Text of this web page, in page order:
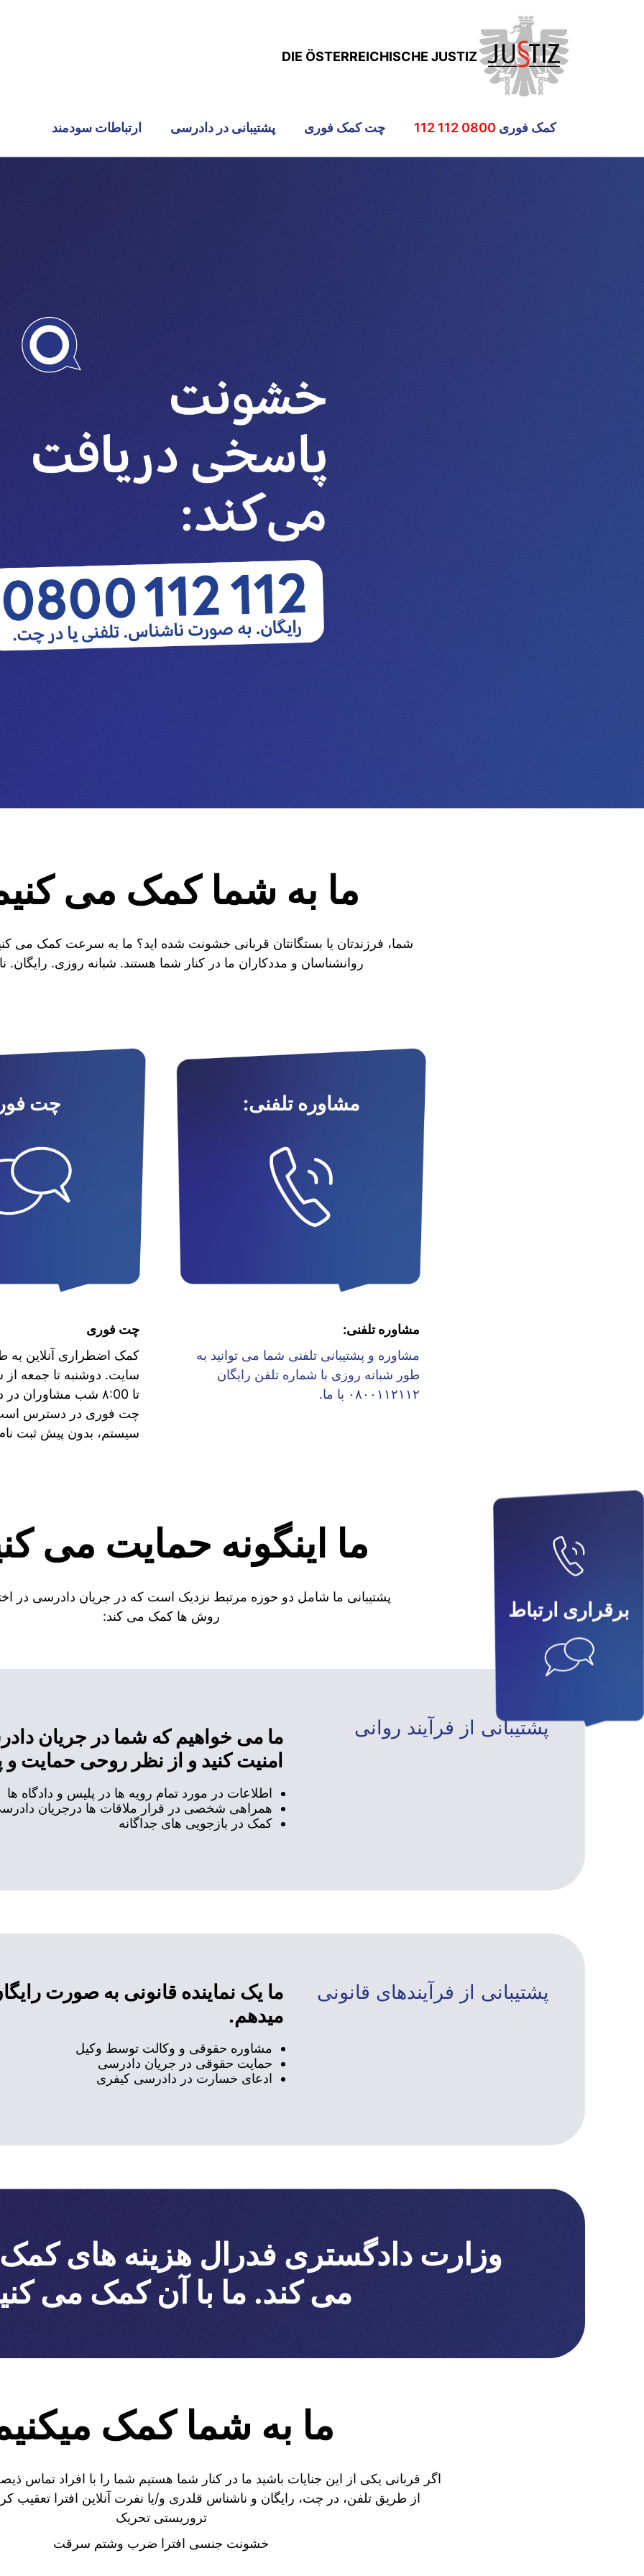
DIE ÖSTERREICHISCHE JUSTIZ
کمک فوری 0800 112 112 چت کمک فوری پشتیبانی در دادرسی ارتباطات سودمند
برقراری ارتباط
ما به شما کمک می
شما، فرزندتان یا بستگانتان قربانی خشونت شده اید؟ ما به سرعت کمک می
روانشناسان و مددکاران ما در کنار شما هستند. شبانه روزی. رایگان.
مشاوره تلفنی:
مشاوره تلفنی:
مشاوره و پشتیبانی تلفنی شما می توانید به
طور شبانه روزی با شماره تلفن رایگان
۰۸۰۰۱۱۲۱۱۲ با ما.
چت
چت فوری
کمک اضطراری آنلاین به
تا ۸:00 شب
چت فوری در دسترس
سیستم، بدون پیش ثبت
ما اینگونه حمایت می
پشتیبانی ما شامل دو حوزه مرتبط نزدیک است که در جریان دادرسی در
روش ها کمک می کند:
پشتیبانی از فرآیند روانی
ما می خواهیم که شما در جریان
امنیت کنید و از نظر روحی حمایت
اطلاعات در مورد تمام رویه ها در پلیس و دادگاه ها
همراهی شخصی در قرار ملاقات ها درجریان
کمک در بازجویی های جداگانه
پشتیبانی از فرآیندهای قانونی
ما یک نماینده قانونی به صورت
میدهم.
مشاوره حقوقی و وکالت توسط وکیل
حمایت حقوقی در جریان دادرسی
ادعای خسارت در دادرسی کیفری
وزارت دادگستری فدرال هزینه های کمک
می کند. ما با آن کمک می
ما به شما کمک
اگر قربانی یکی از این جنایات باشید ما در کنار شما هستیم شما را با افراد تماس
از طریق تلفن، در چت، رایگان و ناشناس قلدری و/یا نفرت آنلاین افترا تعقیب
تروریستی تحریک
خشونت جنسی افترا ضرب وشتم سرقت